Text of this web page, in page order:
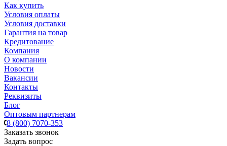
Как купить
Условия оплаты
Условия доставки
Гарантия на товар
Кредитование
Компания
О компании
Новости
Вакансии
Контакты
Реквизиты
Блог
Оптовым партнерам
8 (800) 7070-353
Заказать звонок
Задать вопрос